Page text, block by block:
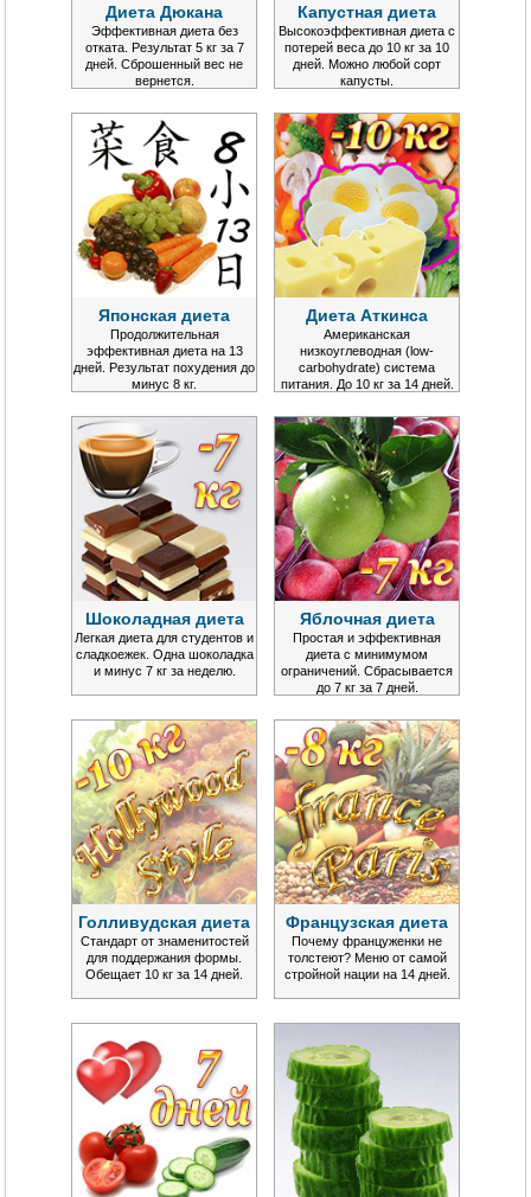
Диета Дюкана
Эффективная диета без
отката. Результат 5 кг за 7
дней. Сброшенный вес не
вернется.
Капустная диета
Высокоэффективная диета с
потерей веса до 10 кг за 10
дней. Можно любой сорт
капусты.
Японская диета
Продолжительная
эффективная диета на 13
дней. Результат похудения до
минус 8 кг.
Диета Аткинса
Американская
низкоуглеводная (low-
carbohydrate) система
питания. До 10 кг за 14 дней.
Шоколадная диета
Легкая диета для студентов и
сладкоежек. Одна шоколадка
и минус 7 кг за неделю.
Яблочная диета
Простая и эффективная
диета с минимумом
ограничений. Сбрасывается
до 7 кг за 7 дней.
Голливудская диета
Стандарт от знаменитостей
для поддержания формы.
Обещает 10 кг за 14 дней.
Французская диета
Почему француженки не
толстеют? Меню от самой
стройной нации на 14 дней.